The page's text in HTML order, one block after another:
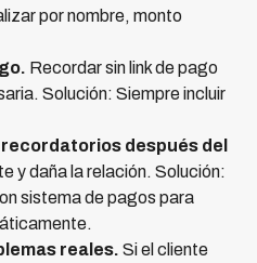
por nombre, monto
Recordar sin link de pago
Solución: Siempre incluir
después del
y daña la relación. Solución:
sistema de pagos para
reales. Si el cliente